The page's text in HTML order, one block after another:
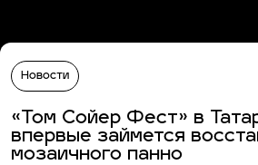
Новости
«Том Сойер Фест» в
впервые займется
мозаичного панно